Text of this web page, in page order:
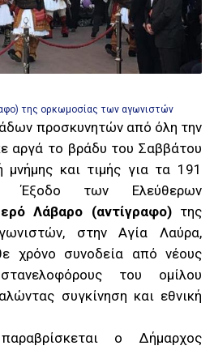
της ορκωμοσίας των αγωνιστών
προσκυνητών από όλη την
αργά το βράδυ του Σαββάτου
μνήμης και τιμής για τα 191
Έξοδο των Ελεύθερων
Λάβαρο (αντίγραφο) της
στην Αγία Λαύρα,
χρόνο συνοδεία από νέους
του ομίλου
συγκίνηση και εθνική
ο Δήμαρχος